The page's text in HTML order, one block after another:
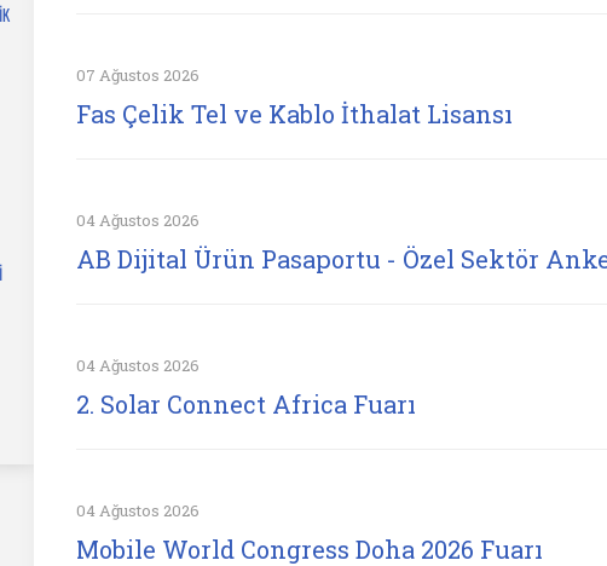
07 Ağustos 2026
Fas Çelik Tel ve Kablo İthalat Lisansı
04 Ağustos 2026
AB Dijital Ürün Pasaportu - Özel Sektör
04 Ağustos 2026
2. Solar Connect Africa Fuarı
04 Ağustos 2026
Mobile World Congress Doha 2026 Fuarı